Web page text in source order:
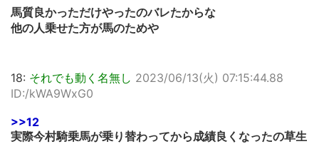
馬質良かっただけやったのバレたからな
他の人乗せた方が馬のためや
18: それでも動く名無し 2023/06/13(火) 07:15:44.88
ID:/kWA9WxG0
>>12
実際今村騎乗馬が乗り替わってから成績良くなったの草生